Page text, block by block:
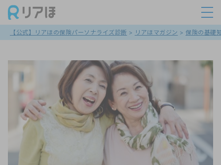
【公式】リアほの保険パーソナライズ診断 > リアほマガジン > 保険の基礎